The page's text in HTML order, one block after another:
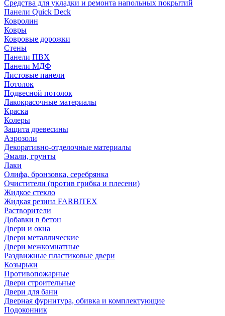
Средства для укладки и ремонта напольных покрытий
Панели Quick Deck
Ковролин
Ковры
Ковровые дорожки
Стены
Панели ПВХ
Панели МДФ
Листовые панели
Потолок
Подвесной потолок
Лакокрасочные материалы
Краска
Колеры
Защита древесины
Аэрозоли
Декоративно-отделочные материалы
Эмали, грунты
Лаки
Олифа, бронзовка, серебрянка
Очистители (против грибка и плесени)
Жидкое стекло
Жидкая резина FARBITEX
Растворители
Добавки в бетон
Двери и окна
Двери металлические
Двери межкомнатные
Раздвижные пластиковые двери
Козырьки
Противопожарные
Двери строительные
Двери для бани
Дверная фурнитура, обивка и комплектующие
Подоконник